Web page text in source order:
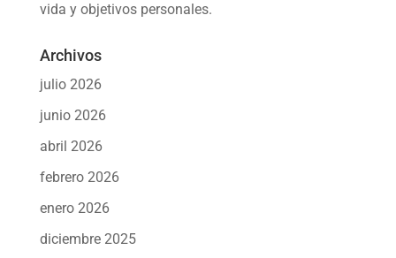
vida y objetivos personales.
Archivos
julio 2026
junio 2026
abril 2026
febrero 2026
enero 2026
diciembre 2025